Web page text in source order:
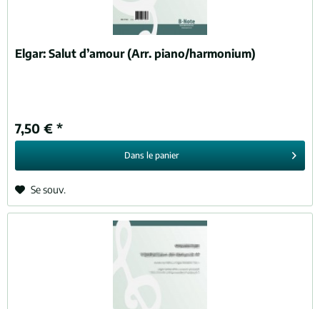
Elgar:Salut d’amour (Arr. piano/harmonium)
7,50 € *
Dans le panier
Se souv.